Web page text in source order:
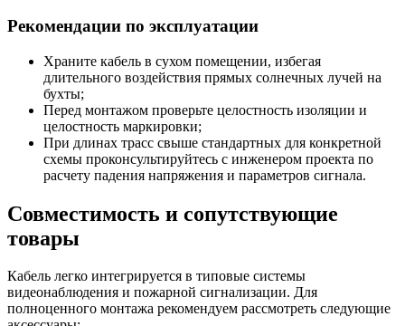
Рекомендации по эксплуатации
Храните кабель в сухом помещении, избегая
длительного воздействия прямых солнечных лучей на
бухты;
Перед монтажом проверьте целостность изоляции и
целостность маркировки;
При длинах трасс свыше стандартных для конкретной
схемы проконсультируйтесь с инженером проекта по
расчету падения напряжения и параметров сигнала.
Совместимость и сопутствующие
товары
Кабель легко интегрируется в типовые системы
видеонаблюдения и пожарной сигнализации. Для
полноценного монтажа рекомендуем рассмотреть следующие